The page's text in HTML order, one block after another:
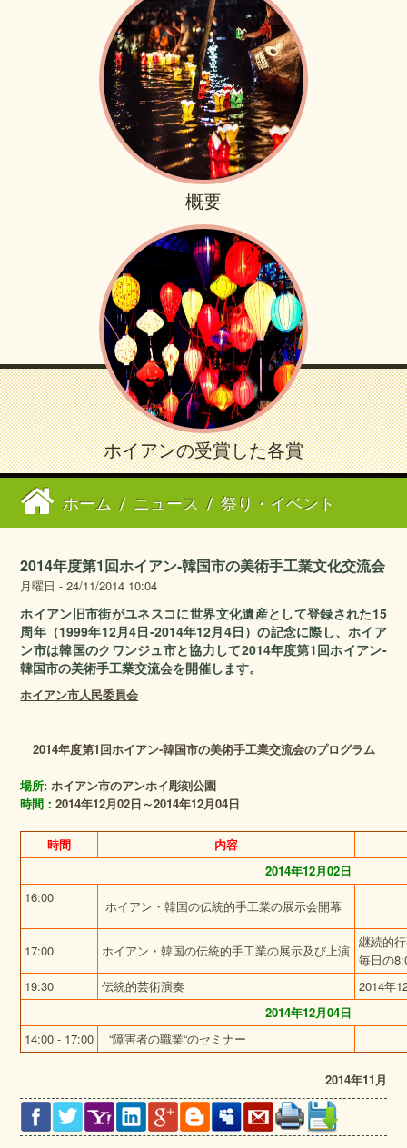
概要
ホイアンの受賞した各賞
ホーム / ニュース / 祭り・イベント
2014年度第1回ホイアン‐韓国市の美術手工業文化交流会
月曜日 - 24/11/2014 10:04
ホイアン旧市街がユネスコに世界文化遺産として登録された15
周年（1999年12月4日‐2014年12月4日）の記念に際し、ホイア
ン市は韓国のクワンジュ市と協力して2014年度第1回ホイアン‐
韓国市の美術手工業交流会を開催します。
ホイアン市人民委員会
2014年度第1回ホイアン-韓国市の美術手工業交流会のプログラム
場所: ホイアン市のアンホイ彫刻公園
時間：2014年12月02日～2014年12月04日
時間
内容
2014年12月02日
16:00
ホイアン・韓国の伝統的手工業の展示会開幕
17:00 ホイアン・韓国の伝統的手工業の展示及び上演
継続的
毎日の
19:30
伝統的芸術演奏
2014年
2014年12月04日
14:00 - 17:00
“障害者の職業“のセミナー
2014年11月